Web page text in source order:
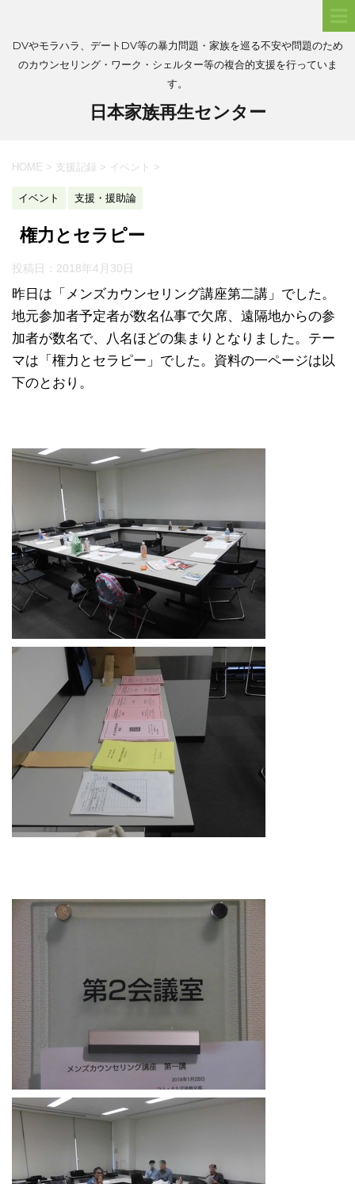
DVやモラハラ、デートDV等の暴力問題・家族を巡る不安や問題のため
のカウンセリング・ワーク・シェルター等の複合的支援を行っていま
す。
日本家族再生センター
HOME > 支援記録 > イベント >
イベント 支援・援助論
権力とセラピー
投稿日： 2018年4月30日
昨日は「メンズカウンセリング講座第二講」でした。
地元参加者予定者が数名仏事で欠席、遠隔地からの参
加者が数名で、八名ほどの集まりとなりました。テー
マは「権力とセラピー」でした。資料の一ページは以
下のとおり。